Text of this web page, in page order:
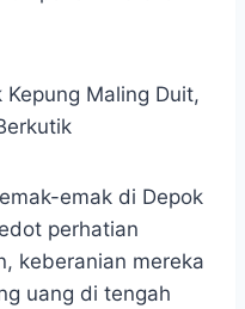
emak di Depok
perhatian
keberanian mereka
uang di tengah